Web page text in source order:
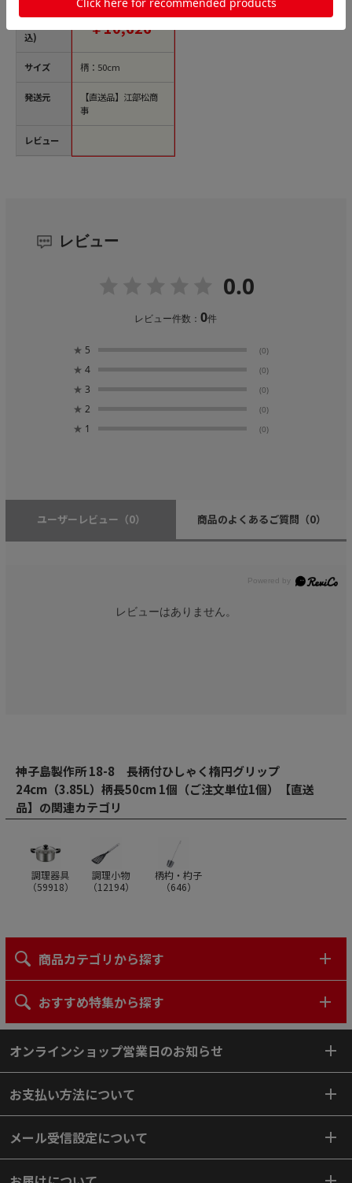
込)
サイズ
発送元
レビュー
L）柄長50cm 1個
（ご注文単位1個）
【直送品】
￥10,626
柄：50cm
【直送品】江部松商
事
レビュー
0.0
レビュー件数：0件
★ 5 (0)
★ 4 (0)
★ 3 (0)
★ 2 (0)
★ 1 (0)
ユーザーレビュー （0） 商品のよくあるご質問 （0）
レビューはありません。
神子島製作所 18-8 長柄付ひしゃく楕円グリップ
24cm（3.85L）柄長50cm 1個（ご注文単位1個）【直送
品】の関連カテゴリ
調理器具
（59918）
調理小物
（12194）
柄杓・杓子
（646）
商品カテゴリから探す
おすすめ特集から探す
オンラインショップ営業日のお知らせ
お支払い方法について
メール受信設定について